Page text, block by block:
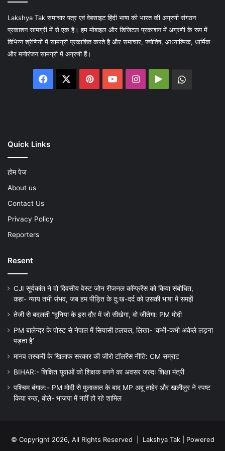
Lakshya Tak समाचार पत्र एवं वेबसाइट हिंदी भाषा की भारत की अग्रणी संगठन
प्रकाशन सामग्री में से एक है। हम मोबाइल और डिजिटल प्रकाशन में अग्रणी के रूप में
विभिन्न श्रेणियों में सामग्री प्रकाशित करते है और समाचार, ज्योतिष, आध्यात्मिक, धार्मिक
और मनोरंजन सामग्री में अग्रणी हैं।
Facebook PinterestYouTubeInstagram
Google
Quick Links
होम पेज
About us
Contact Us
Privacy Policy
Reporters
Resent
CJI सूर्यकांत ने दो दिवसीय वेस्ट जोन रीजनल कॉन्फ्रेंस को किया संबोधित,
कहा- न्याय तभी संभव, जब हम पीड़ित के दु:ख-दर्द को उसकी भाषा में समझें
तेजी से बदलती “दुनिया के इस दौर में जो सीखेगा, वो जीतेगा: PM मोदी
PM बालेन्द्र के पोस्ट से नेपाल में सियासी हलचल, लिखा- ‘कभी-कभी अकेले लड़ना
पड़ता है’
मानव तस्करी के खिलाफ सरकार की जीरो टॉलरेंस नीति: CM सम्राट
BIHAR:- शिक्षित युवाओं को शिक्षक बनने का अवसर जल्दः शिक्षा मंत्री
पश्चिम बंगाल:- PM मोदी से मुलाकात के बाद MP अबू ताहेर और खलीलुर ने स्पष्ट
किया रुख, बोले- भाजपा में नहीं हो रहे शामिल
© Copyright 2026, All Rights Reserved | Lakshya Tak| Powered